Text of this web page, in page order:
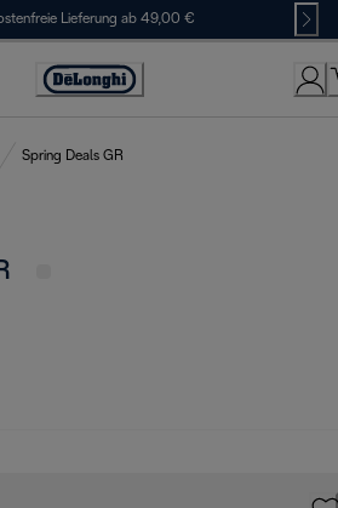
Lieferung ab 49,00 €
Erklärung
Zugänglichkeit
Spring Deals GR